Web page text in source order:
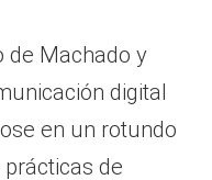
de Machado y
digital
en un rotundo
de